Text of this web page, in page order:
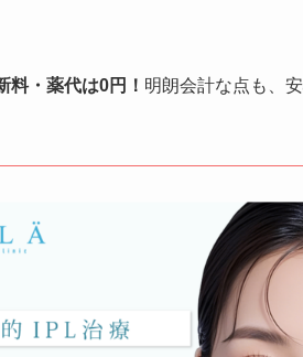
料・薬代は0円！ 明朗会計な点も、